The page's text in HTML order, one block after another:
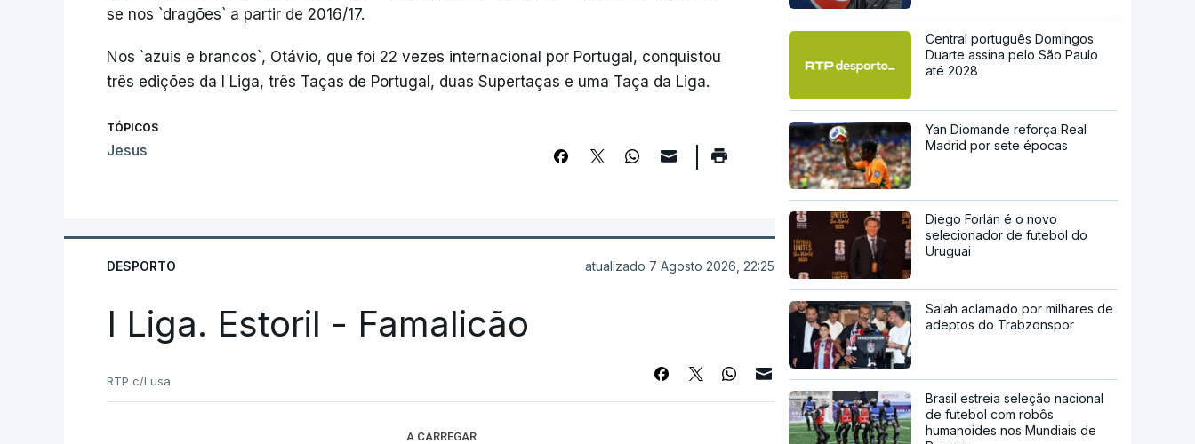
se nos `dragões` a partir de 2016/17.
Nos `azuis e brancos`, Otávio, que foi 22 vezes internacional por Portugal, conquistou
três edições da I Liga, três Taças de Portugal, duas Supertaças e uma Taça da Liga.
TÓPICOS
Jesus
DESPORTO atualizado 7 Agosto 2026, 22:25
I Liga. Estoril - Famalicão
RTP c/Lusa
A CARREGAR
Central português Domingos
Duarte assina pelo São Paulo
até 2028
Yan Diomande reforça Real
Madrid por sete épocas
Diego Forlán é o novo
selecionador de futebol do
Uruguai
Salah aclamado por milhares de
adeptos do Trabzonspor
Brasil estreia seleção nacional
de futebol com robôs
humanoides nos Mundiais de